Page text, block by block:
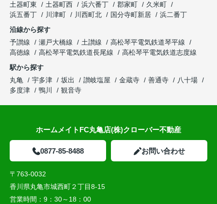
土器町東
土器町西 浜六番丁 郡家町
久米町
浜五番丁
川津町 川西町北 国分寺町新居
浜二番丁
沿線から探す
予讃線
瀬戸大橋線 土讃線
高松琴平電気鉄道琴平線
高徳線
高松琴平電気鉄道長尾線
高松琴平電気鉄道志度線
駅から探す
丸亀
宇多津 坂出 讃岐塩屋 金蔵寺 善通寺
八十場
多度津
鴨川 観音寺
ホームメイトFC丸亀店(株)クローバー不動産
0877-85-8488 お問い合わせ
〒763-0032
香川県丸亀市城西町２丁目8-15
営業時間： 9：30～18：00